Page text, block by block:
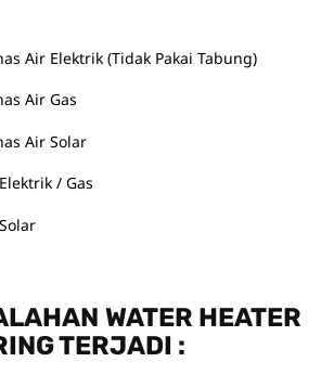
Air Elektrik (Tidak Pakai Tabung)
Air Gas
Air Solar
/ Gas
WATER HEATER
TERJADI :